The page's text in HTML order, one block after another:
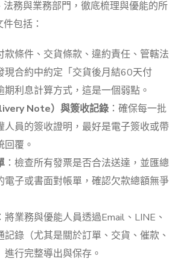
法務與業務部門，徹底梳理與優能的所
包括：
款條件、交貨條款、違約責任、管轄法
現合約中約定「交貨後月結60天付
利息計算方式，這是一個弱點。
Note）與簽收記錄 ：確保每一批
人員的簽收證明，最好是電子簽收或帶
回覆。
：檢查所有發票是否合法送達，並匯總
電子或書面對帳單，確認欠款總額無爭
：將業務與優能人員透過Email、LINE、
錄（尤其是關於訂單、交貨、催款、
行完整導出與保存。